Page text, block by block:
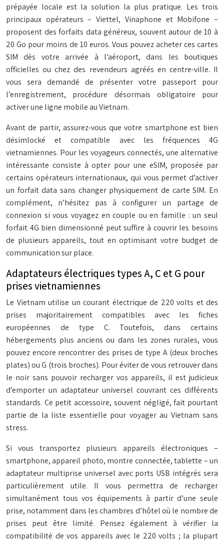
prépayée locale est la solution la plus pratique. Les trois
principaux opérateurs – Viettel, Vinaphone et Mobifone –
proposent des forfaits data généreux, souvent autour de 10 à
20 Go pour moins de 10 euros. Vous pouvez acheter ces cartes
SIM dès votre arrivée à l’aéroport, dans les boutiques
officielles ou chez des revendeurs agréés en centre-ville. Il
vous sera demandé de présenter votre passeport pour
l’enregistrement, procédure désormais obligatoire pour
activer une ligne mobile au Vietnam.
Avant de partir, assurez-vous que votre smartphone est bien
désimlocké et compatible avec les fréquences 4G
vietnamiennes. Pour les voyageurs connectés, une alternative
intéressante consiste à opter pour une eSIM, proposée par
certains opérateurs internationaux, qui vous permet d’activer
un forfait data sans changer physiquement de carte SIM. En
complément, n’hésitez pas à configurer un partage de
connexion si vous voyagez en couple ou en famille : un seul
forfait 4G bien dimensionné peut suffire à couvrir les besoins
de plusieurs appareils, tout en optimisant votre budget de
communication sur place.
Adaptateurs électriques types A, C et G pour
prises vietnamiennes
Le Vietnam utilise un courant électrique de 220 volts et des
prises majoritairement compatibles avec les fiches
européennes de type C. Toutefois, dans certains
hébergements plus anciens ou dans les zones rurales, vous
pouvez encore rencontrer des prises de type A (deux broches
plates) ou G (trois broches). Pour éviter de vous retrouver dans
le noir sans pouvoir recharger vos appareils, il est judicieux
d’emporter un adaptateur universel couvrant ces différents
standards. Ce petit accessoire, souvent négligé, fait pourtant
partie de la liste essentielle pour voyager au Vietnam sans
stress.
Si vous transportez plusieurs appareils électroniques –
smartphone, appareil photo, montre connectée, tablette – un
adaptateur multiprise universel avec ports USB intégrés sera
particulièrement utile. Il vous permettra de recharger
simultanément tous vos équipements à partir d’une seule
prise, notamment dans les chambres d’hôtel où le nombre de
prises peut être limité. Pensez également à vérifier la
compatibilité de vos appareils avec le 220 volts ; la plupart